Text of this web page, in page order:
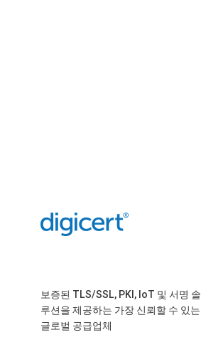
보증된 TLS/SSL, PKI, IoT 및 서명 솔
루션을 제공하는 가장 신뢰할 수 있는
글로벌 공급업체